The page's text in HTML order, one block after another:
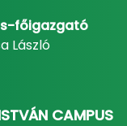
főigazgató
László
CAMPUS